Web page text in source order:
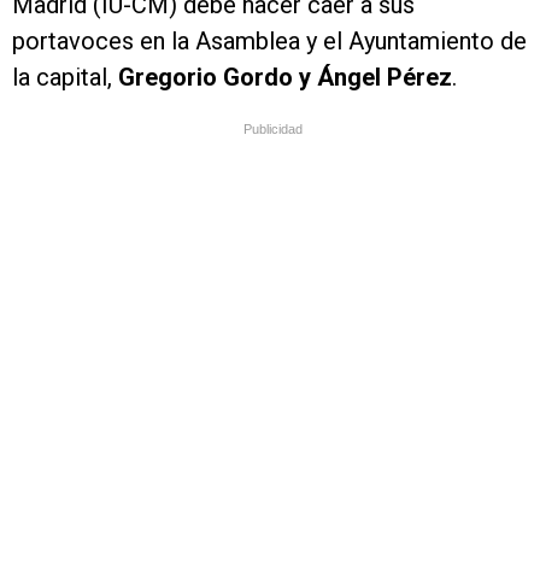
portavoces en la Asamblea y el Ayuntamiento de
la capital, Gregorio Gordo y Ángel Pérez.
Publicidad